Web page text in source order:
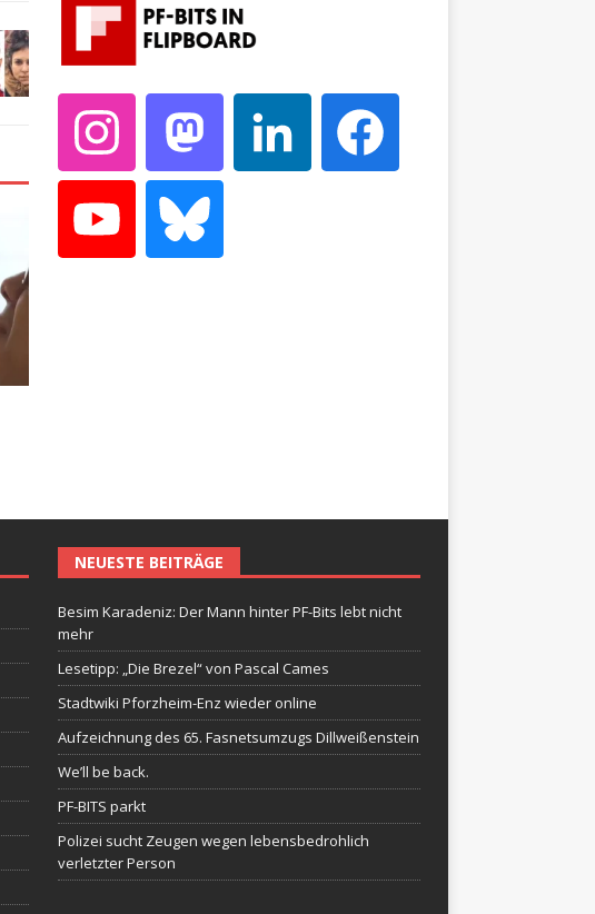
NEUESTE BEITRÄGE
Besim Karadeniz: Der Mann hinter PF-Bits lebt nicht
mehr
Lesetipp: „Die Brezel“ von Pascal Cames
Stadtwiki Pforzheim-Enz wieder online
Aufzeichnung des 65. Fasnetsumzugs Dillweißenstein
We’ll be back.
PF-BITS parkt
Polizei sucht Zeugen wegen lebensbedrohlich
verletzter Person